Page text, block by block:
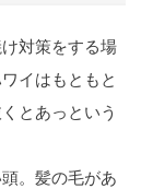
対策をする場
イはもともと
とあっという
。髪の毛があ